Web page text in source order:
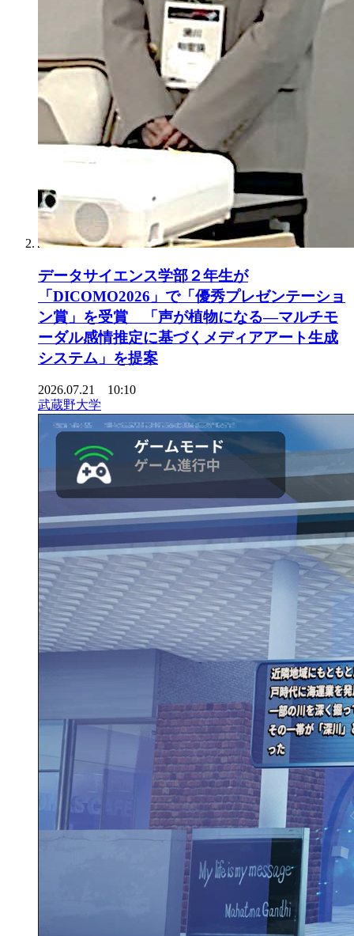
データサイエンス学部２年生が
「DICOMO2026」で「優秀プレゼンテーショ
ン賞」を受賞 「声が植物になる―マルチモ
ーダル感情推定に基づくメディアアート生成
システム」を提案
2026.07.21 10:10
武蔵野大学